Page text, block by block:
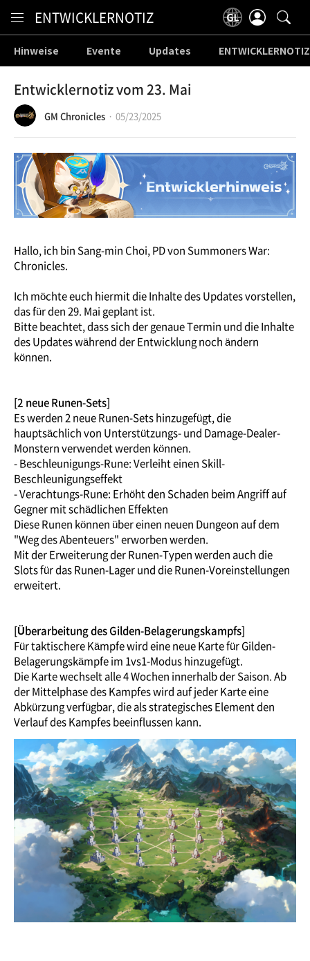
ENTWICKLERNOTIZ
Hinweise Evente Updates ENTWICKLERNOTIZ
Entwicklernotiz vom 23. Mai
GM Chronicles 05/23/2025
Hallo, ich bin Sang-min Choi, PD von Summoners War:
Chronicles.
Ich möchte euch hiermit die Inhalte des Updates vorstellen,
das für den 29. Mai geplant ist.
Bitte beachtet, dass sich der genaue Termin und die Inhalte
des Updates während der Entwicklung noch ändern
können.
[2 neue Runen-Sets]
Es werden 2 neue Runen-Sets hinzugefügt, die
hauptsächlich von Unterstützungs- und Damage-Dealer-
Monstern verwendet werden können.
- Beschleunigungs-Rune: Verleiht einen Skill-
Beschleunigungseffekt
- Verachtungs-Rune: Erhöht den Schaden beim Angriff auf
Gegner mit schädlichen Effekten
Diese Runen können über einen neuen Dungeon auf dem
"Weg des Abenteuers" erworben werden.
Mit der Erweiterung der Runen-Typen werden auch die
Slots für das Runen-Lager und die Runen-Voreinstellungen
erweitert.
[Überarbeitung des Gilden-Belagerungskampfs]
Für taktischere Kämpfe wird eine neue Karte für Gilden-
Belagerungskämpfe im 1vs1-Modus hinzugefügt.
Die Karte wechselt alle 4 Wochen innerhalb der Saison. Ab
der Mittelphase des Kampfes wird auf jeder Karte eine
Abkürzung verfügbar, die als strategisches Element den
Verlauf des Kampfes beeinflussen kann.